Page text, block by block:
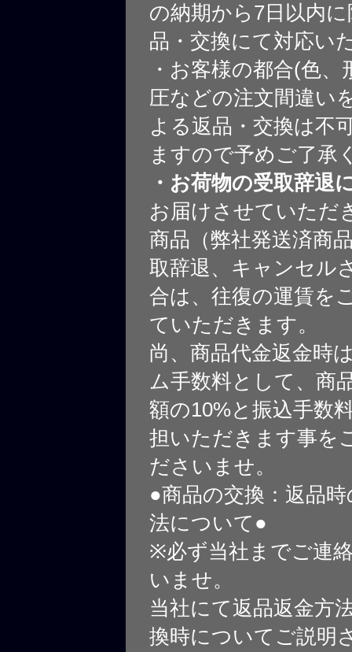
の納期から7日以内
品・交換にて対応い
・お客様の都合(色、
圧などの注文間違い
よる返品・交換は不
ますので予めご了承
・お荷物の受取辞退
お届けさせていただ
商品（弊社発送済商
取辞退、キャンセル
合は、往復の運賃を
ていただきます。
尚、商品代金返金時
ム手数料として、商
額の10%と振込手数
担いただきます事を
ださいませ。
●商品の交換：返品
法について●
※必ず当社までご連
いませ。
当社にて返品返金方
換時についてご説明